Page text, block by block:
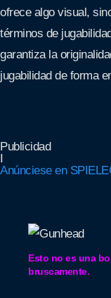
ofrece algo visual,
términos de
garantiza la
jugabilidad de forma
Publicidad
I
Anúnciese en
Esto no es una
bruscamente.